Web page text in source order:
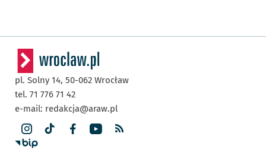
pl. Solny 14, 50-062 Wrocław
tel. 71 776 71 42
e-mail: redakcja@araw.pl